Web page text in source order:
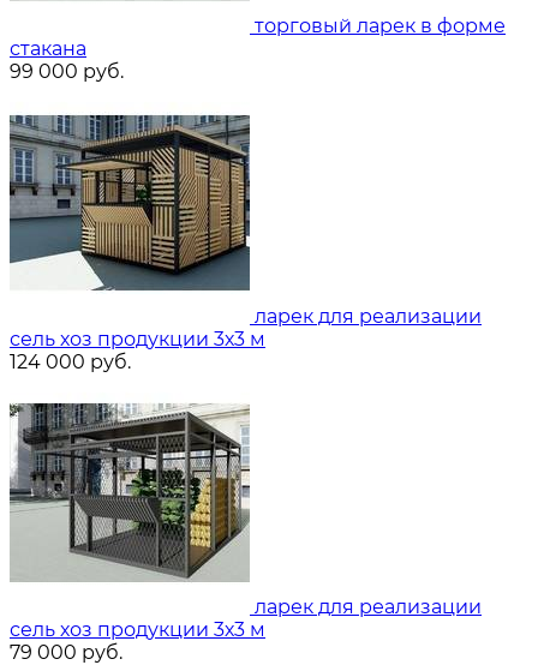
торговый ларек в форме
стакана
99 000 руб.
ларек для реализации
сель хоз продукции 3х3 м
124 000 руб.
ларек для реализации
сель хоз продукции 3х3 м
79 000 руб.